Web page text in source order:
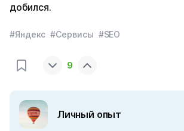
добился.
#Яндекс #Сервисы #SEO
9
Личный опыт